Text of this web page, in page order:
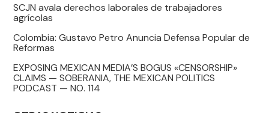
SCJN avala derechos laborales de trabajadores
agrícolas
Colombia: Gustavo Petro Anuncia Defensa Popular de
Reformas
EXPOSING MEXICAN MEDIA’S BOGUS «CENSORSHIP»
CLAIMS — SOBERANIA, THE MEXICAN POLITICS
PODCAST — NO. 114